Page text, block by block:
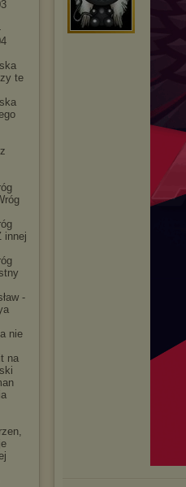
te
innej
-
nie
na